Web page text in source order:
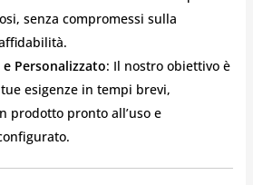
senza compromessi sulla
Personalizzato: Il nostro obiettivo è
esigenze in tempi brevi,
prodotto pronto all’uso e